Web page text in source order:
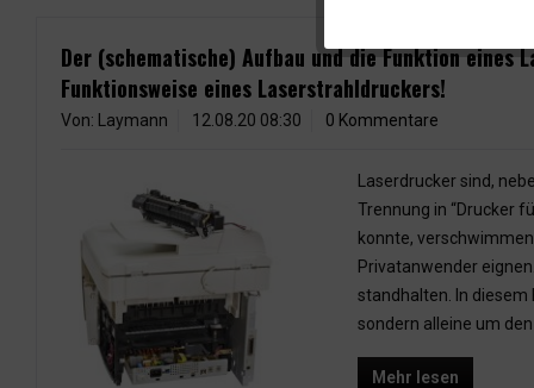
Der (schematische) Aufbau und die Funktion
Funktionsweise eines Laserstrahldruckers!
Von: Laymann 12.08.20 08:30 0 Kommentare
Laserdrucker sind,
Trennung in “Drucker
konnte,
Privatanwender
standhalten. In
sondern alleine um
Mehr lesen